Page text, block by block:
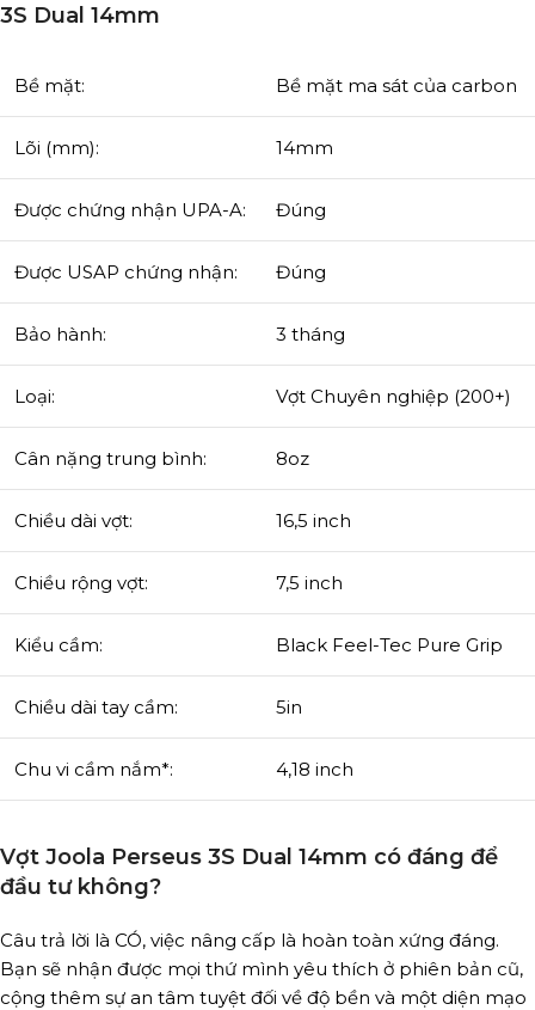
3S Dual 14mm
Bề mặt: Bề mặt ma sát của carbon
Lõi (mm): 14mm
Được chứng nhận UPA-A: Đúng
Được USAP chứng nhận: Đúng
Bảo hành: 3 tháng
Loại: Vợt Chuyên nghiệp (200+)
Cân nặng trung bình: 8oz
Chiều dài vợt: 16,5 inch
Chiều rộng vợt: 7,5 inch
Kiểu cầm: Black Feel-Tec Pure Grip
Chiều dài tay cầm: 5in
Chu vi cầm nắm*: 4,18 inch
Vợt Joola Perseus 3S Dual 14mm có đáng để
đầu tư không?
Câu trả lời là CÓ, việc nâng cấp là hoàn toàn xứng đáng.
Bạn sẽ nhận được mọi thứ mình yêu thích ở phiên bản cũ,
cộng thêm sự an tâm tuyệt đối về độ bền và một diện mạo